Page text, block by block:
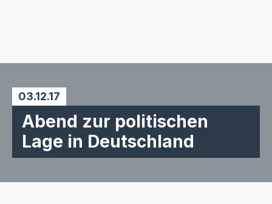
03.12.17
Abend zur politischen
Lage in Deutschland